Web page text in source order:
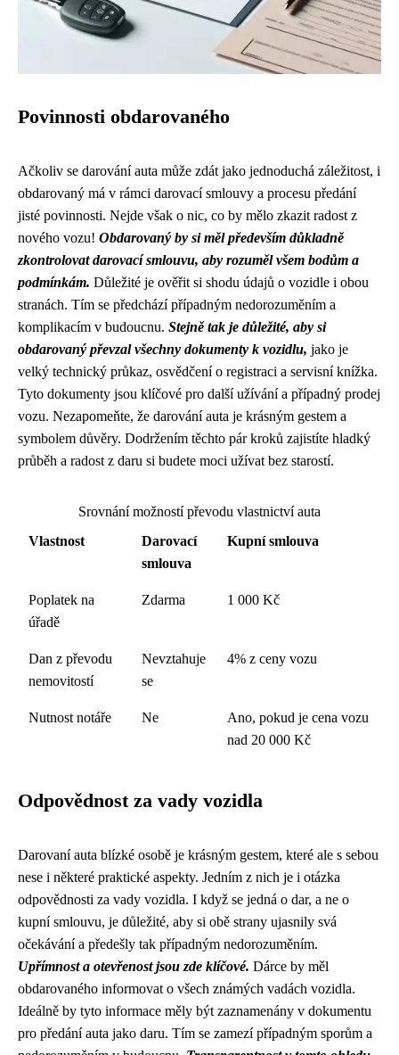
Povinnosti obdarovaného
Ačkoliv se darování auta může zdát jako jednoduchá záležitost, i
obdarovaný má v rámci darovací smlouvy a procesu předání
jisté povinnosti. Nejde však o nic, co by mělo zkazit radost z
nového vozu! Obdarovaný by si měl především důkladně
zkontrolovat darovací smlouvu, aby rozuměl všem bodům a
podmínkám. Důležité je ověřit si shodu údajů o vozidle i obou
stranách. Tím se předchází případným nedorozuměním a
komplikacím v budoucnu. Stejně tak je důležité, aby si
obdarovaný převzal všechny dokumenty k vozidlu, jako je
velký technický průkaz, osvědčení o registraci a servisní knížka.
Tyto dokumenty jsou klíčové pro další užívání a případný prodej
vozu. Nezapomeňte, že darování auta je krásným gestem a
symbolem důvěry. Dodržením těchto pár kroků zajistíte hladký
průběh a radost z daru si budete moci užívat bez starostí.
Srovnání možností převodu vlastnictví auta
Vlastnost
Darovací
smlouva
Kupní smlouva
Poplatek na
úřadě
Zdarma 1 000 Kč
Dan z převodu
nemovitostí
Nevztahuje
se
4% z ceny vozu
Nutnost notáře Ne
Ano, pokud je cena vozu
nad 20 000 Kč
Odpovědnost za vady vozidla
Darovaní auta blízké osobě je krásným gestem, které ale s sebou
nese i některé praktické aspekty. Jedním z nich je i otázka
odpovědnosti za vady vozidla. I když se jedná o dar, a ne o
kupní smlouvu, je důležité, aby si obě strany ujasnily svá
očekávání a předešly tak případným nedorozuměním.
Upřímnost a otevřenost jsou zde klíčové. Dárce by měl
obdarovaného informovat o všech známých vadách vozidla.
Ideálně by tyto informace měly být zaznamenány v dokumentu
pro předání auta jako daru. Tím se zamezí případným sporům a